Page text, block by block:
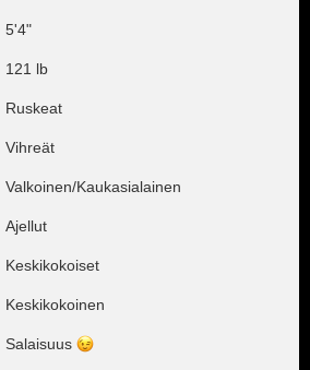
5'4"
121 lb
Ruskeat
Vihreät
Valkoinen/Kaukasialainen
Ajellut
Keskikokoiset
Keskikokoinen
Salaisuus